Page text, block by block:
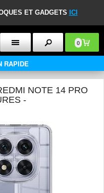
ET GADGETS ICI
0
RAPIDE
NOTE 14 PRO
-